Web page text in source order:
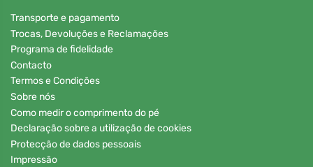
Transporte e pagamento
Trocas, Devoluções e Reclamações
Programa de fidelidade
Contacto
Termos e Condições
Sobre nós
Como medir o comprimento do pé
Declaração sobre a utilização de cookies
Protecção de dados pessoais
Impressão